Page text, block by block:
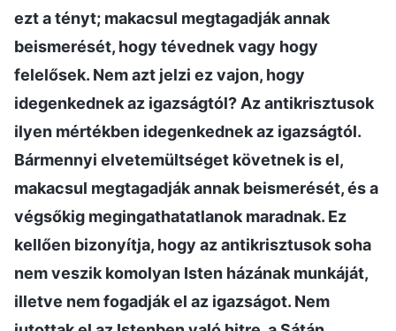
ezt a tényt; makacsul megtagadják annak
beismerését, hogy tévednek vagy hogy
felelősek. Nem azt jelzi ez vajon, hogy
idegenkednek az igazságtól? Az antikrisztusok
ilyen mértékben idegenkednek az igazságtól.
Bármennyi elvetemültséget követnek is el,
makacsul megtagadják annak beismerését, és a
végsőkig megingathatatlanok maradnak. Ez
kellően bizonyítja, hogy az antikrisztusok soha
nem veszik komolyan Isten házának munkáját,
illetve nem fogadják el az igazságot. Nem